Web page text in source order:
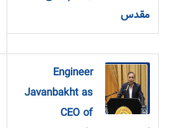
مقدس
Engineer
Javanbakht as
CEO of